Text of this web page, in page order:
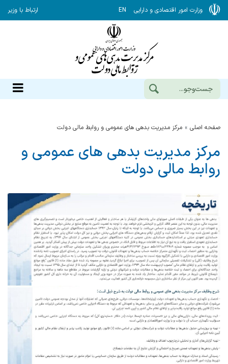
وزارت امور اقتصادی و دارایی EN ارتباط با وزیر
صفحه اصلی مرکز مدیریت بدهی های عمومی و روابط مالی دولت
مرکز مدیریت بدهی های عمومی و
روابط مالی دولت